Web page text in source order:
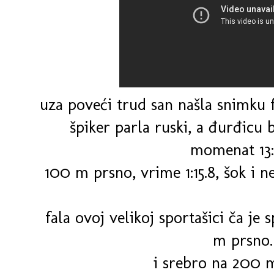
uza poveći trud san našla snimku
špiker parla ruski, a đurđicu
momenat
100 m prsno, vrime 1:15.8, šok i
fala ovoj velikoj sportašici ča je
m prsno.
i srebro na 200